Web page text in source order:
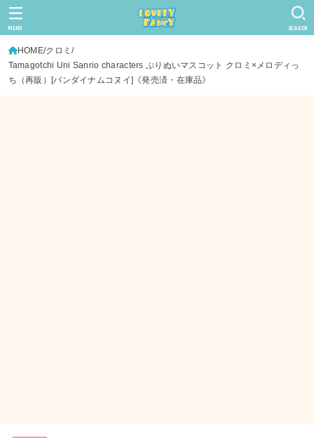
SEARCH
MENU
HOME クロミ
Tamagotchi Uni Sanrio characters ぷりぬいマスコット クロミ×メロディっ
ち（再販）[バンダイナムコヌイ]《発売済・在庫品》